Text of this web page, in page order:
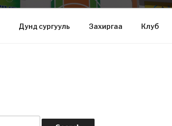
Дунд сургууль Захиргаа Клуб